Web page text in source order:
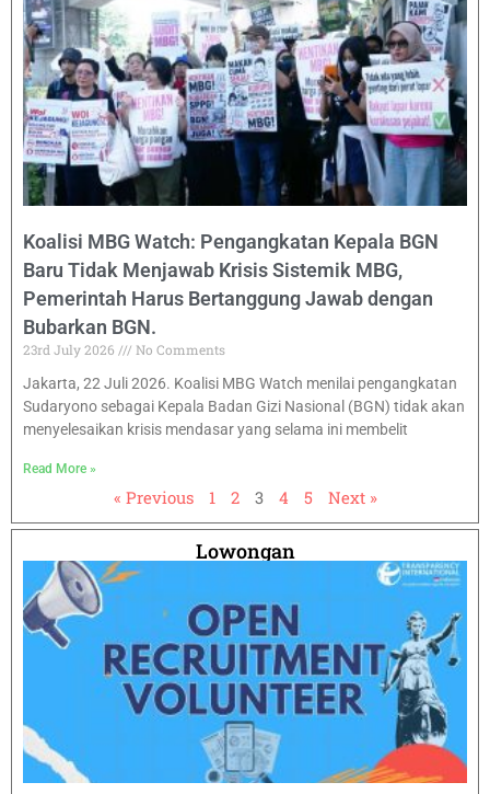
Koalisi MBG Watch: Pengangkatan Kepala BGN
Baru Tidak Menjawab Krisis Sistemik MBG,
Pemerintah Harus Bertanggung Jawab dengan
Bubarkan BGN.
23rd July 2026
No Comments
Jakarta, 22 Juli 2026. Koalisi MBG Watch menilai pengangkatan
Sudaryono sebagai Kepala Badan Gizi Nasional (BGN) tidak akan
menyelesaikan krisis mendasar yang selama ini membelit
Read More »
« Previous 1 2 3 4 5 Next »
Lowongan